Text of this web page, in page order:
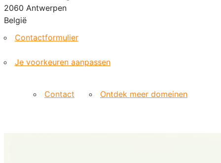
2060 Antwerpen
België
Contactformulier
Je voorkeuren aanpassen
Contact Ontdek meer domeinen